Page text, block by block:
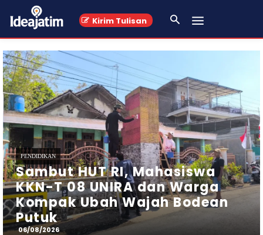
Kirim Tulisan
PERISTIWA
Helikopter Basarnas
Melakukan Penyisiran Udara Di
Perairan Utara Kab. Sumenep,
Madura
06/08/2026